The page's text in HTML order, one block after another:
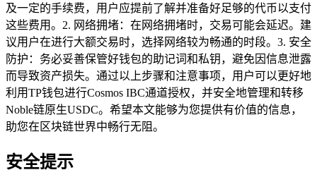
及一定的手续费，用户应提前了解并准备好足够的代币以支付
这些费用。2. 网络拥堵：在网络拥堵时，交易可能会延迟。建
议用户在进行大额交易时，选择网络较为畅通的时段。3. 安全
防护：务必妥善保管好钱包的助记词和私钥，避免因信息泄露
而导致资产损失。通过以上步骤和注意事项，用户可以更好地
利用TP钱包进行Cosmos IBC通道授权，并安全地管理和转移
Noble链原生USDC。希望本文能够为您提供有价值的信息，
助您在区块链世界中畅行无阻。
安全提示